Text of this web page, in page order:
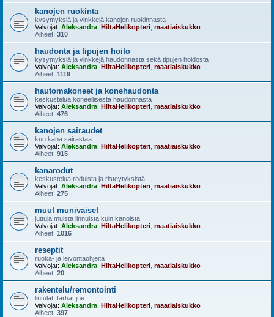
kanojen ruokinta
kysymyksiä ja vinkkejä kanojen ruokinnasta
Valvojat: Aleksandra HiltaHelikopteri maatiaiskukko
Aiheet: 310
haudonta ja tipujen hoito
kysymyksiä ja vinkkejä haudonnasta sekä tipujen hoidosta
Valvojat: Aleksandra HiltaHelikopteri maatiaiskukko
Aiheet: 1119
hautomakoneet ja konehaudonta
keskustelua koneellisesta haudonnasta
Valvojat: Aleksandra HiltaHelikopteri maatiaiskukko
Aiheet: 476
kanojen sairaudet
kun kana sairastaa...
Valvojat: Aleksandra HiltaHelikopteri maatiaiskukko
Aiheet: 915
kanarodut
keskustelua roduista ja risteytyksistä
Valvojat: Aleksandra HiltaHelikopteri maatiaiskukko
Aiheet: 275
muut munivaiset
juttuja muista linnuista kuin kanoista
Valvojat: Aleksandra HiltaHelikopteri maatiaiskukko
Aiheet: 1016
reseptit
ruoka- ja leivontaohjeita
Valvojat: Aleksandra HiltaHelikopteri maatiaiskukko
Aiheet: 20
rakentelu/remontointi
lintulat, tarhat jne.
Valvojat: Aleksandra HiltaHelikopteri maatiaiskukko
Aiheet: 397